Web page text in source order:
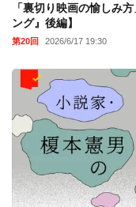
「裏切り映画の愉しみ
ング』後編】
第20回 2026/6/17 19:30